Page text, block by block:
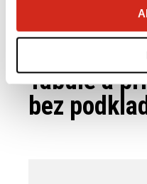
Tabule a
bez